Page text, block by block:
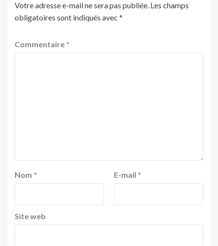
Votre adresse e-mail ne sera pas publiée. Les champs
obligatoires sont indiqués avec *
Commentaire *
Nom * E-mail *
Site web